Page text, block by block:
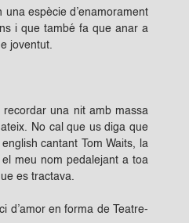
espècie d’enamorament
i que també fa que anar a
joventut.
recordar una nit amb massa
No cal que us diga que
cantant Tom Waits, la
meu nom pedalejant a toa
es tractava.
d’amor en forma de Teatre-